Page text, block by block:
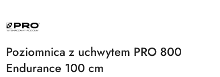
NAZWA
PRODUCENTA:
Poziomnica z uchwytem PRO 800
Endurance 100 cm